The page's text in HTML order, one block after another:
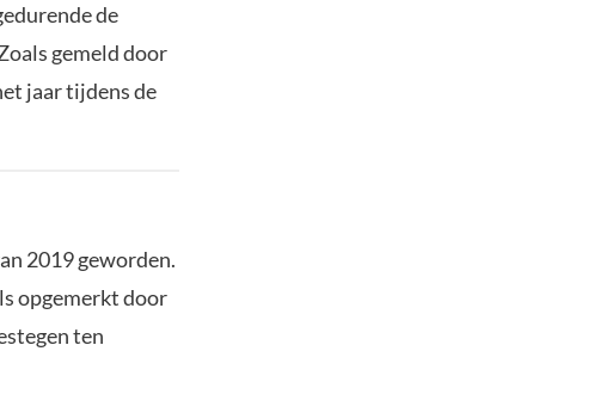
de
gemeld door
jaar tijdens de
2019 geworden.
opgemerkt door
ten